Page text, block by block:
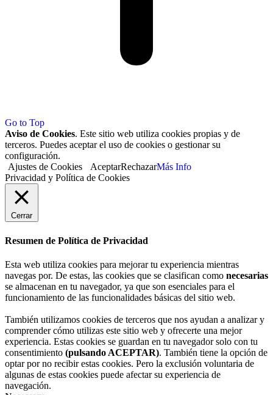
Go to Top
Aviso de Cookies. Este sitio web utiliza cookies propias y de
terceros. Puedes aceptar el uso de cookies o gestionar su
configuración.
Ajustes de Cookies
AceptarRechazarMás Info
Privacidad y Política de Cookies
Cerrar
Resumen de Política de Privacidad
Esta web utiliza cookies para mejorar tu experiencia mientras
navegas por. De estas, las cookies que se clasifican como necesarias
se almacenan en tu navegador, ya que son esenciales para el
funcionamiento de las funcionalidades básicas del sitio web.
También utilizamos cookies de terceros que nos ayudan a analizar y
comprender cómo utilizas este sitio web y ofrecerte una mejor
experiencia. Estas cookies se guardan en tu navegador solo con tu
consentimiento (pulsando ACEPTAR). También tiene la opción de
optar por no recibir estas cookies. Pero la exclusión voluntaria de
algunas de estas cookies puede afectar su experiencia de
navegación.